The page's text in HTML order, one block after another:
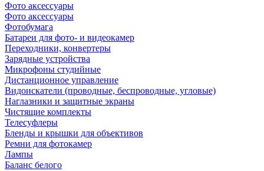
Фото аксессуары
Фото аксессуары
Фотобумага
Батареи для фото- и видеокамер
Переходники, конвертеры
Зарядные устройства
Микрофоны студийные
Дистанционное управление
Видоискатели (проводные, беспроводные, угловые)
Наглазники и защитные экраны
Чистящие комплекты
Телесуфлеры
Бленды и крышки для объективов
Ремни для фотокамер
Лампы
Баланс белого